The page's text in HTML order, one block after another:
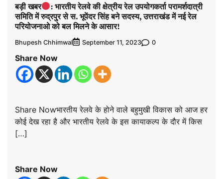
बड़ी खबर
: भारतीय रेलवे की क्षेत्रीय रेल उपयोगकर्ता परामर्शदात्री
समिति में रुद्रपुर से स. भूपेंदर सिंह बने सदस्य, उत्तराखंड में नई रेल
परियोजनाओ को बल मिलने के आसार!
Bhupesh Chhimwal September 11, 2023 0
Share Now
Share Nowभारतीय रेलवे के होने वाले बहुमुखी विकास को आज हर
कोई देख रहा है और भारतीय रेलवे के इस कायाकल्प के दौर में किस
[…]
Share Now